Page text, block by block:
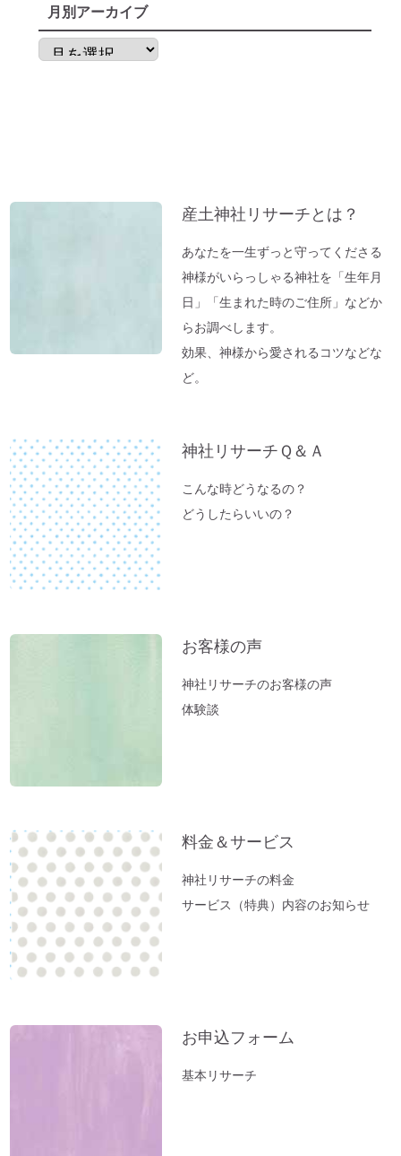
ものは？
不安な時には「慈悲の瞑想」
不安な時には「とんとんとん」
これから先は、日本が世界の中心になる
「ガイアの法則」より
【オルゴール療法：症例】ギックリ腰＆1週
間～10日続いていた便秘が解消→毎日お通
「バカ言ってる♪」水谷千重子ショーに行
神社でお腹が痛くなる理由
これが本当の「先祖供養」だった
夏のニオイ解決法「生ごみ臭」
高い浄化力♪ 高野山麓・和歌山の天然温
泉「ゆの里」に行ってきました。
【春のおそうじ】参拝前の自宅おそうじ～
富士山絶景ポイント♪「新倉富士浅間神
【お寺ヒーリング：ご感想】スカっと清々
しい空気になっていました。
新生活スタート！生年月日から調べる「鎮
守神社」があなたをサポートします。
春分ですね。今週やるべきこととは？
方位除けへ行ってきました（２）あの空海
も祈願した「方違神社」＠大阪
方位除けへ行ってきました（１）方位取り
家族のモメ事は、しあわせのチャンス。
月別アーカイブ
ブ
産土神社リサーチとは？
あなたを一生ずっと守ってくださる
神様がいらっしゃる神社を「生年月
日」「生まれた時のご住所」などか
らお調べします。
効果、神様から愛されるコツなどな
ど。
神社リサーチＱ＆Ａ
こんな時どうなるの？
どうしたらいいの？
お客様の声
神社リサーチのお客様の声
体験談
料金＆サービス
神社リサーチの料金
サービス（特典）内容のお知らせ
お申込フォーム
基本リサーチ